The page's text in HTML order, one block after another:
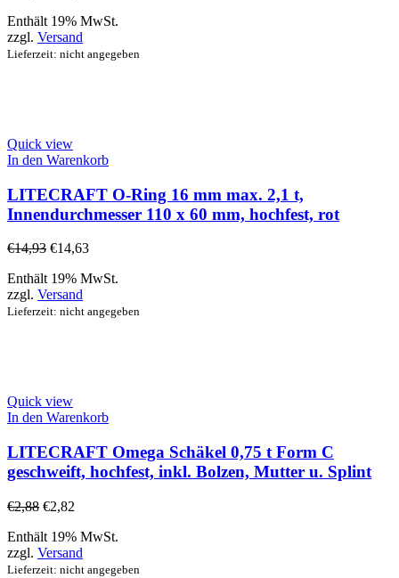
Enthält 19% MwSt.
zzgl. Versand
Lieferzeit: nicht angegeben
Quick view
In den Warenkorb
LITECRAFT O-Ring 16 mm max. 2,1 t,
Innendurchmesser 110 x 60 mm, hochfest, rot
€14,93 €14,63
Enthält 19% MwSt.
zzgl. Versand
Lieferzeit: nicht angegeben
Quick view
In den Warenkorb
LITECRAFT Omega Schäkel 0,75 t Form C
geschweift, hochfest, inkl. Bolzen, Mutter u. Splint
€2,88 €2,82
Enthält 19% MwSt.
zzgl. Versand
Lieferzeit: nicht angegeben